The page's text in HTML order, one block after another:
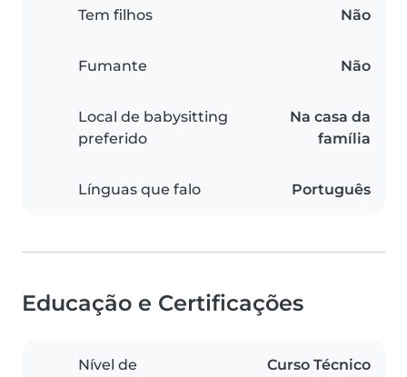
Tem filhos Não
Fumante Não
Local de babysitting
preferido
Na casa da
família
Línguas que falo Português
Educação e Certificações
Nível de
Curso Técnico